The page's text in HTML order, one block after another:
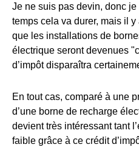
Je ne suis pas devin, donc
temps cela va durer, mais il y
que les installations de
électrique seront devenues
d’impôt disparaîtra
En tout cas, comparé à une
d’une borne de recharge
devient très intéressant tant
faible grâce à ce crédit